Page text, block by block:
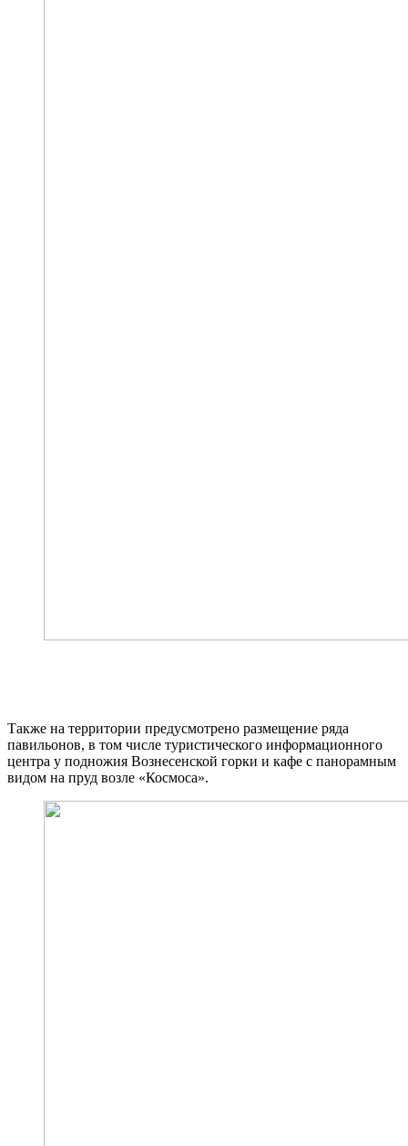
Также на территории предусмотрено размещение ряда
павильонов, в том числе туристического информационного
центра у подножия Вознесенской горки и кафе с панорамным
видом на пруд возле «Космоса».